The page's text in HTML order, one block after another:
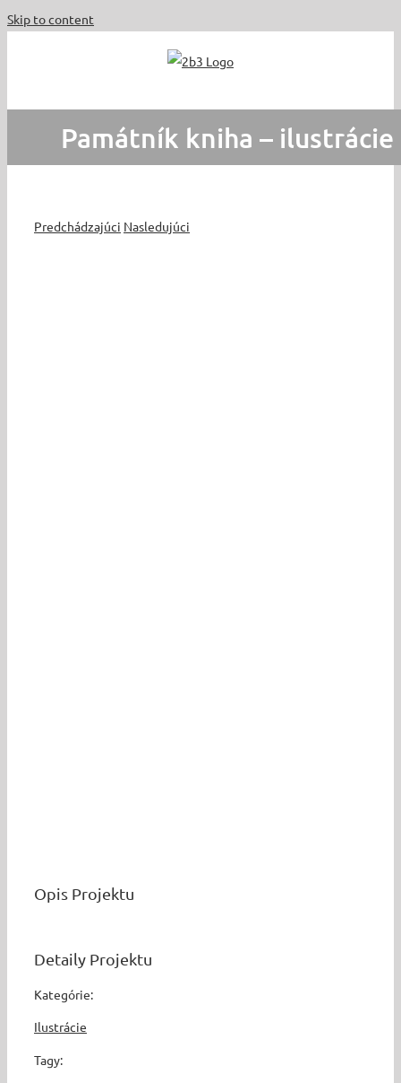
Skip to content
Památník kniha – ilustrácie
Predchádzajúci Nasledujúci
Opis Projektu
Detaily Projektu
Kategórie:
Ilustrácie
Tagy: